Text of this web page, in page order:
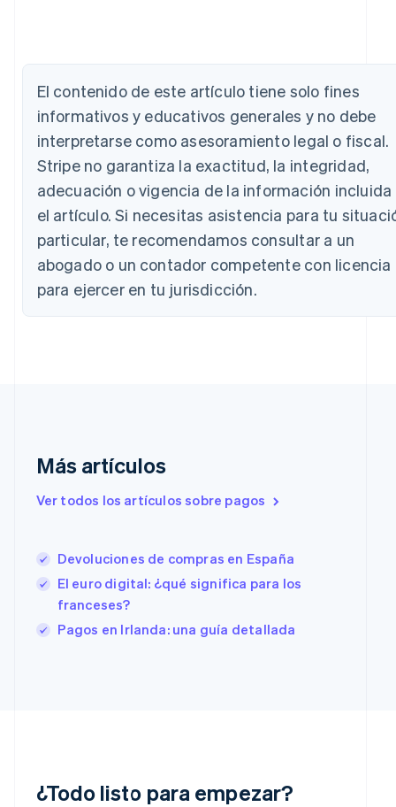
El contenido de este artículo tiene solo fines
informativos y educativos generales y no debe
interpretarse como asesoramiento legal o fiscal.
Stripe no garantiza la exactitud, la integridad,
adecuación o vigencia de la información incluida
el artículo. Si necesitas asistencia para tu
particular, te recomendamos consultar a un
abogado o un contador competente con licencia
para ejercer en tu jurisdicción.
Más artículos
Ver todos los artículos sobre pagos
Devoluciones de compras en España
El euro digital: ¿qué significa para los
franceses?
Pagos en Irlanda: una guía detallada
¿Todo listo para empezar?
DeutschEnglish
NederlandsFrançaisDeutsch English
Brasil
Português
Bulgaria
English
Canadá
China continental
简体中文English
Chipre
English
Croacia
EnglishItaliano
España
Español English
English
Finlandia
EnglishSvenska
FrançaisEnglish
Irlanda